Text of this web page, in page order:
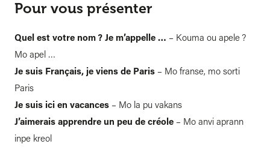
Pour vous présenter
Quel est votre nom ? Je m’appelle … – Kouma ou apele ?
Mo apel …
Je suis Français, je viens de Paris – Mo franse, mo sorti
Paris
Je suis ici en vacances – Mo la pu vakans
J’aimerais apprendre un peu de créole – Mo anvi aprann
inpe kreol